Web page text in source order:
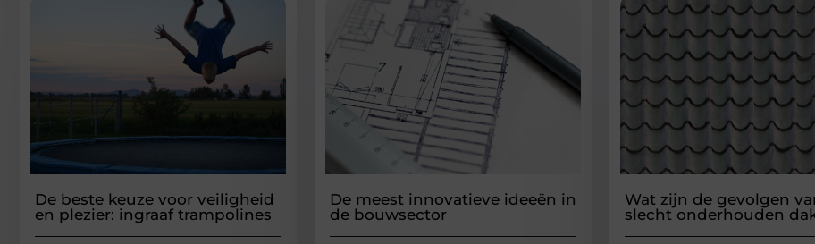
De beste keuze voor veiligheid
en plezier: ingraaf trampolines
De meest innovatieve ideeën in
de bouwsector
Wat zijn de gevolgen
slecht onderhouden